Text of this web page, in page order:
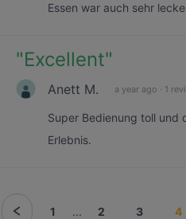
Essen war auch sehr
"Excellent"
Anett M. a year ago · 1
Super Bedienung toll und
Erlebnis.
1 ... 2 3 4